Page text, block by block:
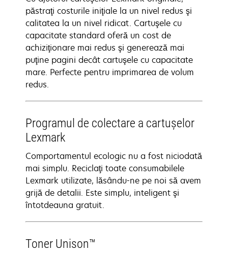
păstraţi costurile iniţiale la un nivel redus şi
calitatea la un nivel ridicat. Cartuşele cu
capacitate standard oferă un cost de
achiziţionare mai redus şi generează mai
puţine pagini decât cartuşele cu capacitate
mare. Perfecte pentru imprimarea de volum
redus.
Programul de colectare a cartuşelor
Lexmark
Comportamentul ecologic nu a fost niciodată
mai simplu. Reciclaţi toate consumabilele
Lexmark utilizate, lăsându-ne pe noi să avem
grijă de detalii. Este simplu, inteligent şi
întotdeauna gratuit.
Toner Unison™